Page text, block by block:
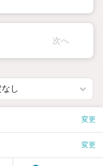
ームあり！
リフォームも弊社
にサポートいたし
次へ
変更
変更